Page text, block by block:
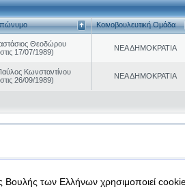
Κοινοβουλευτική Ομάδα
Θεοδώρου
17/07/1989)
ΝΕΑ ΔΗΜΟΚΡΑΤΙΑ
Κωνσταντίνου
26/09/1989)
ΝΕΑ ΔΗΜΟΚΡΑΤΙΑ
Ασφάλεια & Πρόσβαση
Βουλής των Ελλήνων χρησιμοποιεί